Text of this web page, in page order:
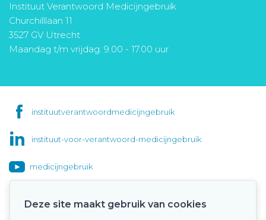
Instituut Verantwoord Medicijngebruik
Churchilllaan 11
3527 GV Utrecht
Maandag t/m vrijdag: 9.00 - 17.00 uur
instituutverantwoordmedicijngebruik
instituut-voor-verantwoord-medicijngebruik
medicijngebruik
Deze site maakt gebruik van cookies